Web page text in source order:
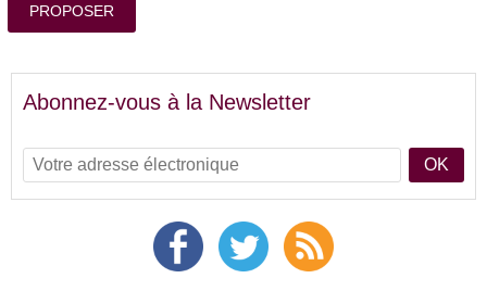
PROPOSER
Abonnez-vous à la Newsletter
OK